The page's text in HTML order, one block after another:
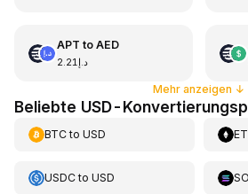
APT to AED
د.إ2.21
Mehr anzeigen ↓
Beliebte USD-
BTCto USD
USDCto USD